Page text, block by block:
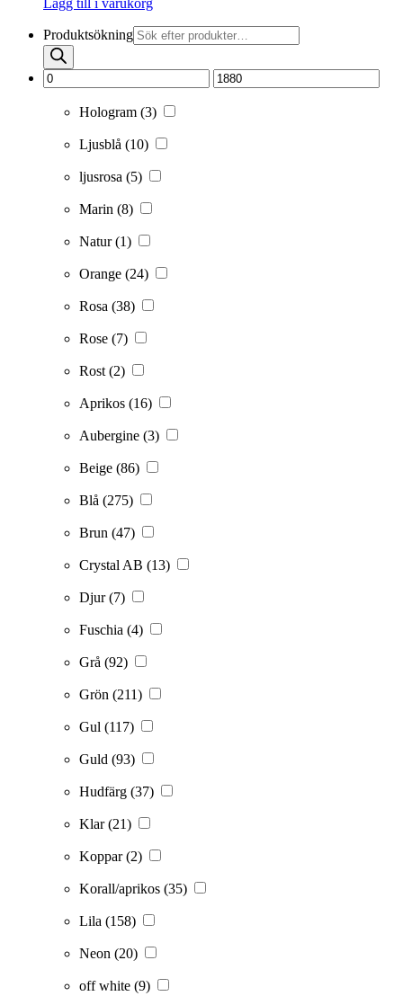
Lägg till i varukorg
Produktsökning
Hologram (3)
Ljusblå (10)
ljusrosa (5)
Marin (8)
Natur(1)
Orange (24)
Rosa (38)
Rose (7)
Rost (2)
Aprikos (16)
Aubergine (3)
Beige (86)
Blå (275)
Brun (47)
Crystal AB (13)
Djur(7)
Fuschia (4)
Grå (92)
Grön (211)
Gul (117)
Guld (93)
Hudfärg (37)
Klar(21)
Koppar(2)
Korall/aprikos (35)
Lila (158)
Neon (20)
off white (9)